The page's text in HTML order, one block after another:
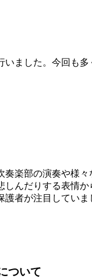
ました。今回も
奏楽部の演奏や様
んだりする表情
者が注目してい
ついて